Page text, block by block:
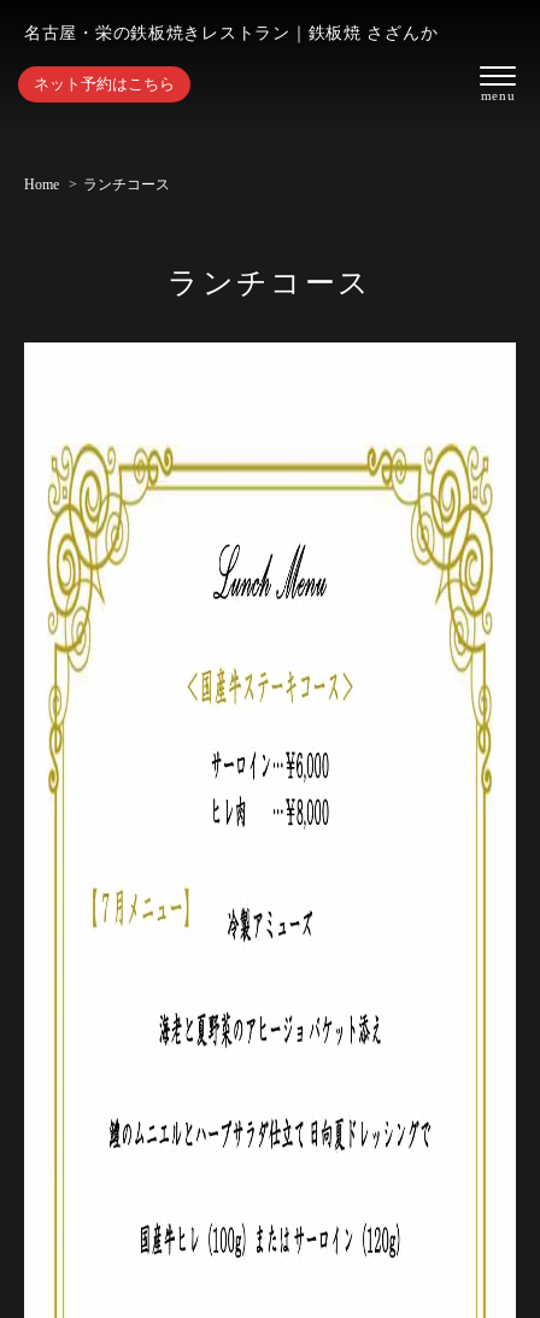
名古屋・栄の鉄板焼きレストラン｜鉄板焼 さざんか
ネット予約はこちら
Home ランチコース
ランチコース